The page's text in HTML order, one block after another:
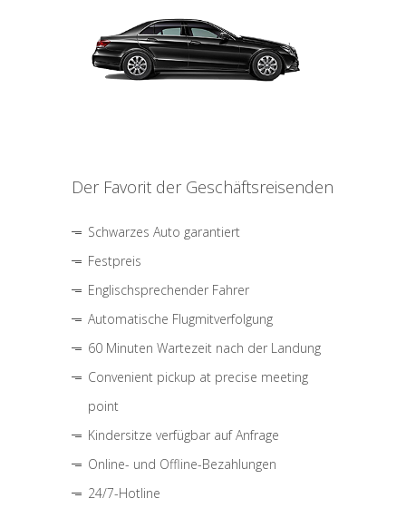
Der Favorit der Geschäftsreisenden
Schwarzes Auto garantiert
Festpreis
Englischsprechender Fahrer
Automatische Flugmitverfolgung
60 Minuten Wartezeit nach der Landung
Convenient pickup at precise meeting
point
Kindersitze verfügbar auf Anfrage
Online- und Offline-Bezahlungen
24/7-Hotline